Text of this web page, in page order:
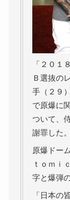
「２０１
Ｂ選抜の
手（２９
で原爆に
ついて、
謝罪した。
原爆ドー
ｔｏｍｉ
字と爆弾
「日本の